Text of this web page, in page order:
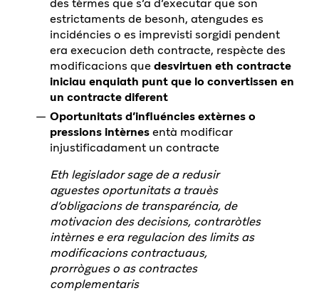
des tèrmes que s’a d’executar que son
estrictaments de besonh, atengudes es
incidéncies o es imprevisti sorgidi pendent
era execucion deth contracte, respècte des
modificacions quedesvirtuen eth contracte
iniciau enquiath punt que lo convertissen en
un contracte diferent
Oportunitats d’influéncies extèrnes o
pressions intèrnesentà modificar
injustificadament un contracte
Eth legislador sage de a redusir
aguestes oportunitats a trauès
d’obligacions de transparéncia, de
motivacion des decisions, contraròtles
intèrnes e era regulacion des limits as
modificacions contractuaus,
prorrògues o as contractes
complementaris